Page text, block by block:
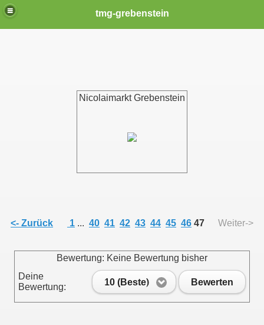
tmg-grebenstein
Nicolaimarkt Grebenstein
<- Zurück 1 ... 40 41 42 43 44 45 46 47 Weiter->
Bewertung: Keine Bewertung bisher
Deine
Bewertung:
10 (Beste) Bewerten